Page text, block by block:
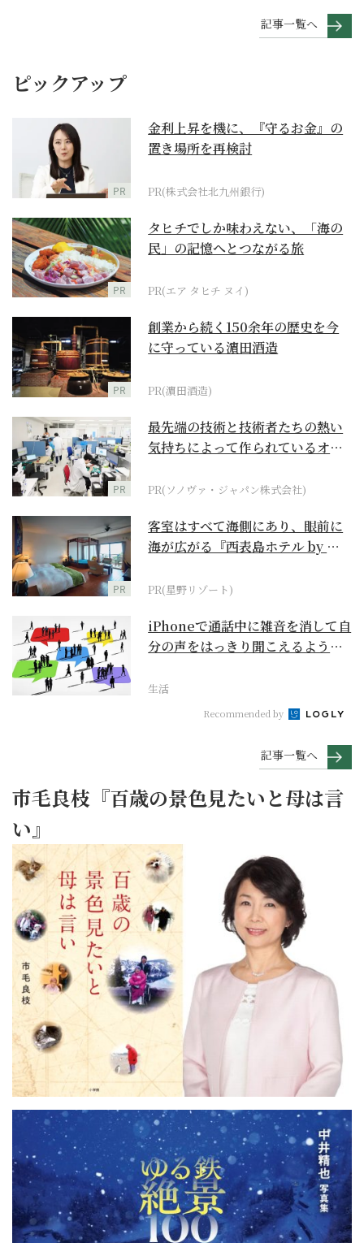
記事一覧へ
ピックアップ
PR
金利上昇を機に、『守るお金』の
置き場所を再検討
PR(株式会社北九州銀行)
PR
タヒチでしか味わえない、「海の
民」の記憶へとつながる旅
PR(エア タヒチ ヌイ)
PR
創業から続く150余年の歴史を今
に守っている濵田酒造
PR(濵田酒造)
PR
最先端の技術と技術者たちの熱い
気持ちによって作られているオー
PR(ソノヴァ・ジャパン株式会社)
PR
客室はすべて海側にあり、眼前に
海が広がる『西表島ホテル by 星
PR(星野リゾート)
iPhoneで通話中に雑音を消して自
分の声をはっきり聞こえるように
生活
Recommended by
記事一覧へ
市毛良枝『百歳の景色見たいと母は言
い』